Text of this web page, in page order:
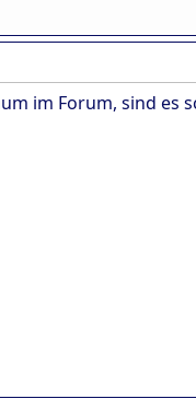
im Forum, sind es